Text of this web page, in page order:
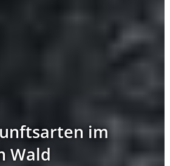
im
Wald